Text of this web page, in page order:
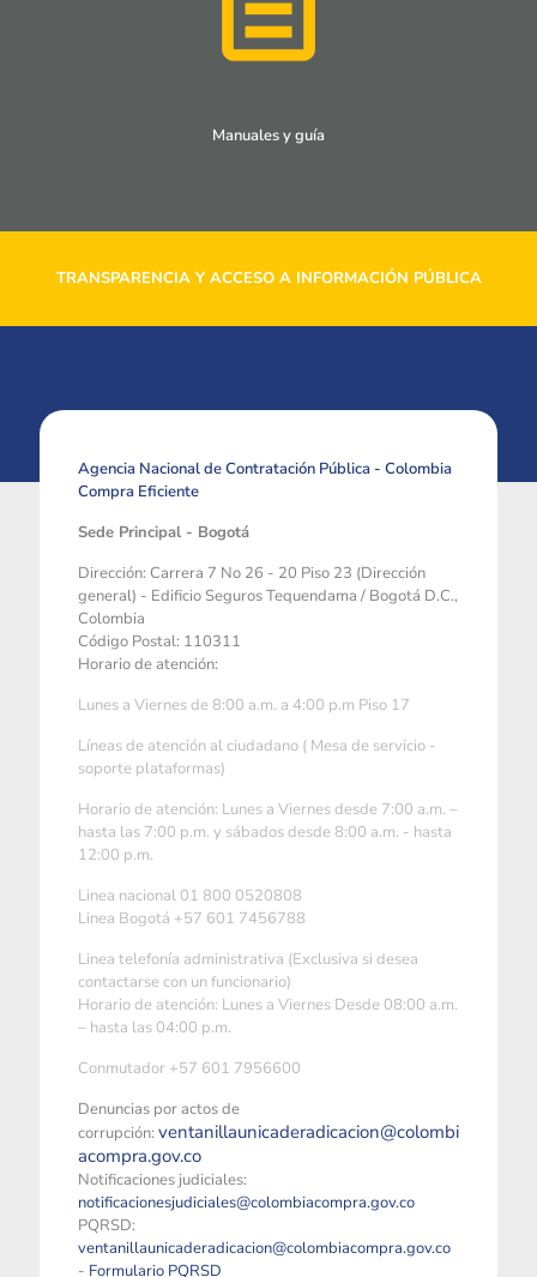
Manuales y guía
TRANSPARENCIA Y ACCESO A INFORMACIÓN PÚBLICA
Agencia Nacional de Contratación Pública - Colombia
Compra Eficiente
Sede Principal - Bogotá
Dirección: Carrera 7 No 26 - 20 Piso 23 (Dirección
general) - Edificio Seguros Tequendama / Bogotá D.C.,
Colombia
Código Postal: 110311
Horario de atención:
Lunes a Viernes de 8:00 a.m. a 4:00 p.m Piso 17
Líneas de atención al ciudadano ( Mesa de servicio -
soporte plataformas)
Horario de atención: Lunes a Viernes desde 7:00 a.m. –
hasta las 7:00 p.m. y sábados desde 8:00 a.m. - hasta
12:00 p.m.
Linea nacional 01 800 0520808
Linea Bogotá +57 601 7456788
Linea telefonía administrativa (Exclusiva si desea
contactarse con un funcionario)
Horario de atención: Lunes a Viernes Desde 08:00 a.m.
– hasta las 04:00 p.m.
Conmutador +57 601 7956600
Denuncias por actos de
corrupción: ventanillaunicaderadicacion@colombi
acompra.gov.co
Notificaciones judiciales:
notificacionesjudiciales@colombiacompra.gov.co
PQRSD:
ventanillaunicaderadicacion@colombiacompra.gov.co
- Formulario PQRSD